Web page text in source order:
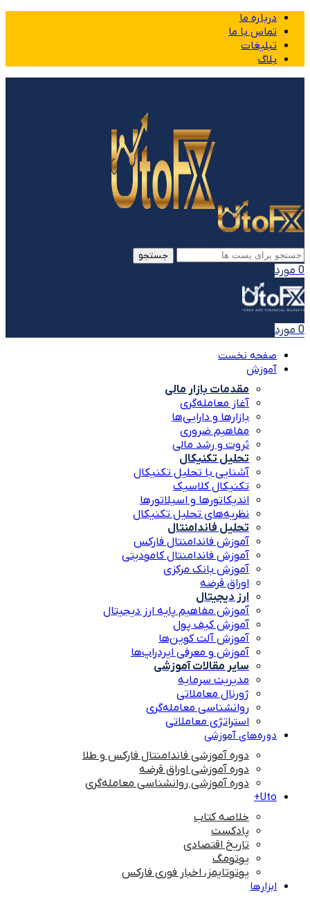
درباره ما
تماس با ما
تبلیغات
بلاگ
جستجو
0 مورد
0 مورد
صفحه نخست
آموزش
مقدمات بازار مالی
آغاز معامله‌گری
بازارها و دارایی‌ها
مفاهیم ضروری
ثروت و رشد مالی
تحلیل تکنیکال
آشنایی با تحلیل تکنیکال
تکنیکال کلاسیک
اندیکاتورها و اسیلاتورها
نظریه‌های تحلیل تکنیکال
تحلیل فاندامنتال
آموزش فاندامنتال فارکس
آموزش فاندامنتال کامودیتی
آموزش بانک مرکزی
اوراق قرضه
ارز دیجیتال
آموزش مفاهیم پایه ارز دیجیتال
آموزش کیف پول
آموزش آلت کوین‌ها
آموزش و معرفی ایردراپ‌ها
سایر مقالات آموزشی
مدیریت سرمایه
ژورنال معاملاتی
روانشناسی معامله‌گری
استراتژی معاملاتی
دوره‌های آموزشی
دوره آموزشی فاندامنتال فارکس و طلا
دوره آموزشی اوراق قرضه
دوره آموزشی روانشناسی معامله‌گری
Uto+
خلاصه کتاب
پادکست
تاریخ اقتصادی
یوتومگ
یوتوتایمز، اخبار فوری فارکس
ابزارها